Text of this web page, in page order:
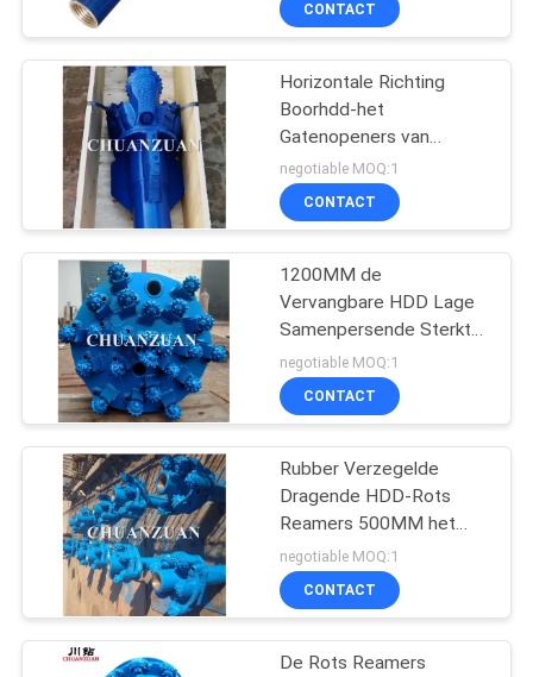
CITAAT
NIEUWS
hdd rotsreamers
Enig Kegelbeetje
51
CONTACT
Horizontale Richting
Boorhdd-het
Gatenopeners van
Boorbeetjes/HDD met
Verzegeld Lager
negotiable MOQ:1
CONTACT
1200MM de
Vervangbare HDD Lage
Samenpersende Sterkte
van Rotsreamers voor
Water/olie goed
negotiable MOQ:1
CONTACT
Rubber Verzegelde
Dragende HDD-Rots
Reamers 500MM het
Beetjegepaste kleur van
de Assemblagerol
negotiable MOQ:1
CONTACT
De Rots Reamers